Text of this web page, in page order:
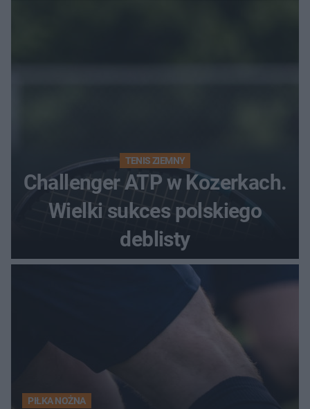
TENIS ZIEMNY
Challenger ATP w Kozerkach.
Wielki sukces polskiego
deblisty
PIŁKA NOŻNA